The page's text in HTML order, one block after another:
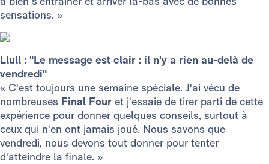
sensations. »
Llull : "Le message est clair : il n'y a rien au-delà de
vendredi"
« C'est toujours une semaine spéciale. J'ai vécu de
nombreuses Final Four et j'essaie de tirer parti de cette
expérience pour donner quelques conseils, surtout à
ceux qui n'en ont jamais joué. Nous savons que
vendredi, nous devons tout donner pour tenter
d'atteindre la finale. »